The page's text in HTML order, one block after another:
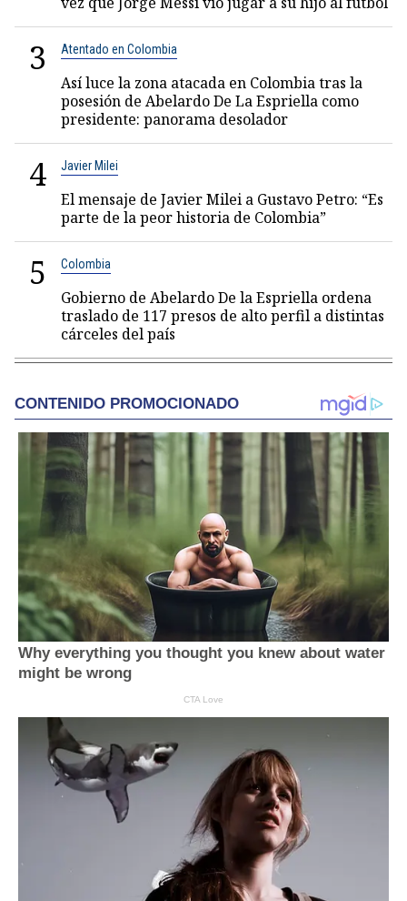
3 Atentado en Colombia
Así luce la zona atacada en Colombia tras la
posesión de Abelardo De La Espriella como
presidente: panorama desolador
4 Javier Milei
El mensaje de Javier Milei a Gustavo Petro: “Es
parte de la peor historia de Colombia”
5 Colombia
Gobierno de Abelardo De la Espriella ordena
traslado de 117 presos de alto perfil a distintas
cárceles del país